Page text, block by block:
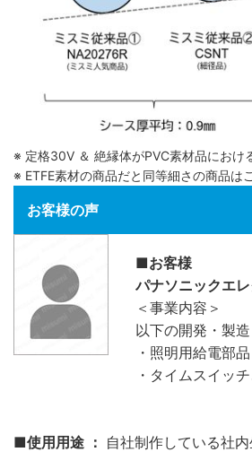
※ 定格30V ＆ 絶縁体がPVC素材品におけ
※ ETFE素材の商品だと同等細さの商品は
お客様の声
■お客様
パナソニックエ
＜事業内容＞
以下の開発・製
・照明用給電部
・タイムスイッ
■使用用途 ： 自社制作している社